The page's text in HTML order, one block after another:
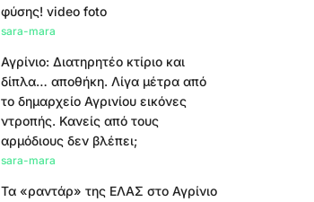
φύσης! video foto
sara-mara
Αγρίνιο: Διατηρητέο κτίριο και
δίπλα… αποθήκη. Λίγα μέτρα από
το δημαρχείο Αγρινίου εικόνες
ντροπής. Κανείς από τους
αρμόδιους δεν βλέπει;
sara-mara
Τα «ραντάρ» της ΕΛΑΣ στο Αγρίνιο